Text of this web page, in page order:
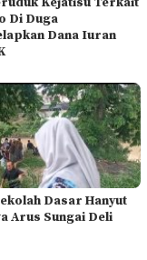
Di Duga
Dana Iuran
Dasar Hanyut
Arus Sungai Deli